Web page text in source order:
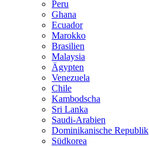
Peru
Ghana
Ecuador
Marokko
Brasilien
Malaysia
Ägypten
Venezuela
Chile
Kambodscha
Sri Lanka
Saudi-Arabien
Dominikanische Republik
Südkorea